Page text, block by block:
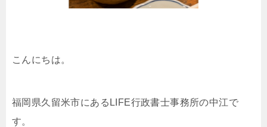
こんにちは。
福岡県久留米市にあるLIFE行政書士事務所の中江で
す。